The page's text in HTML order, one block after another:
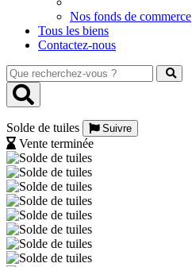
Nos fonds de commerce
Tous les biens
Contactez-nous
Que
recherchez-
vous
Solde de tuiles
Suivre
Vente terminée